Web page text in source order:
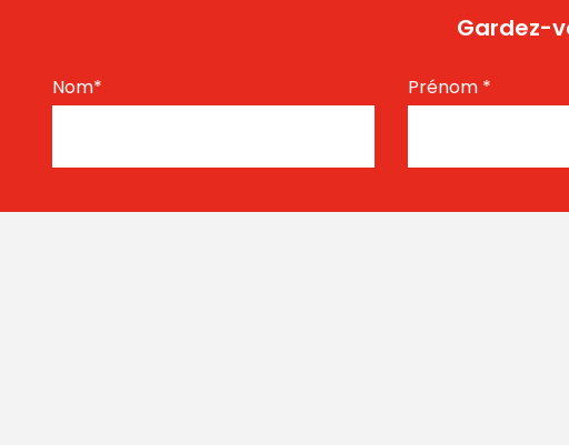
Gardez-
Nom* Prénom *